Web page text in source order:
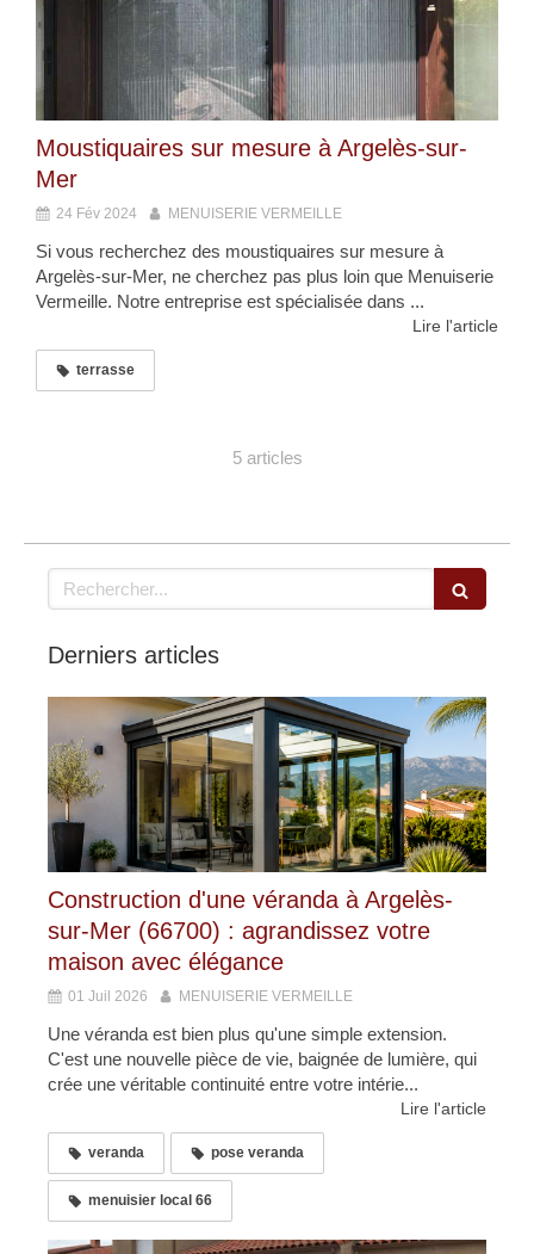
Moustiquaires sur mesure à Argelès-sur-
Mer
24 Fév 2024 MENUISERIE VERMEILLE
Si vous recherchez des moustiquaires sur mesure à
Argelès-sur-Mer, ne cherchez pas plus loin que Menuiserie
Vermeille. Notre entreprise est spécialisée dans ...
Lire l'article
terrasse
5 articles
Rechercher
Derniers articles
Construction d'une véranda à Argelès-
sur-Mer (66700) : agrandissez votre
maison avec élégance
01 Juil 2026 MENUISERIE VERMEILLE
Une véranda est bien plus qu'une simple extension.
C'est une nouvelle pièce de vie, baignée de lumière, qui
crée une véritable continuité entre votre intérie...
Lire l'article
veranda pose veranda
menuisier local 66